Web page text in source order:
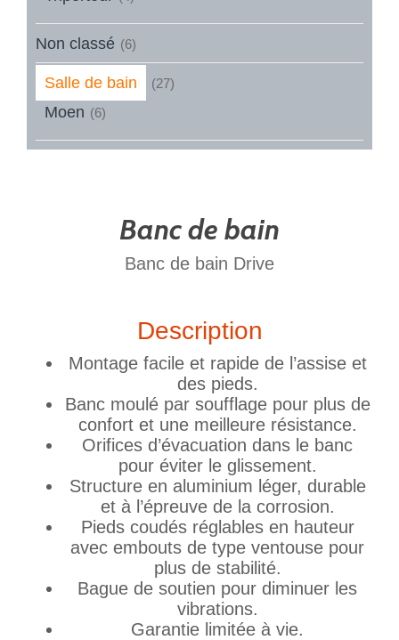
Non classé (6)
Salle de bain (27)
Moen (6)
Banc de bain
Banc de bain Drive
Description
Montage facile et rapide de l’assise et
des pieds.
Banc moulé par soufflage pour plus de
confort et une meilleure résistance.
Orifices d’évacuation dans le banc
pour éviter le glissement.
Structure en aluminium léger, durable
et à l’épreuve de la corrosion.
Pieds coudés réglables en hauteur
avec embouts de type ventouse pour
plus de stabilité.
Bague de soutien pour diminuer les
vibrations.
Garantie limitée à vie.